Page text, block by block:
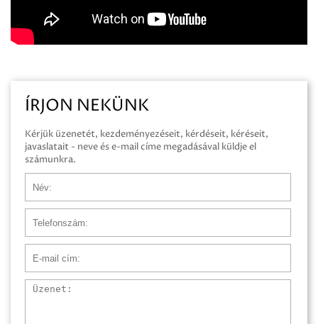
ÍRJON NEKÜNK
Kérjük üzenetét, kezdeményezéseit, kérdéseit, kéréseit,
javaslatait - neve és e-mail címe megadásával küldje el
számunkra.
Üzenet